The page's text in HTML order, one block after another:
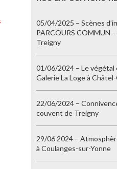
05/04/2025 – Scènes
PARCOURS COMMUN
Treigny
01/06/2024 – Le végétal
Galerie La Loge à
22/06/2024 –
couvent de Treigny
29/06 2024 –
à Coulanges-sur-Yonne